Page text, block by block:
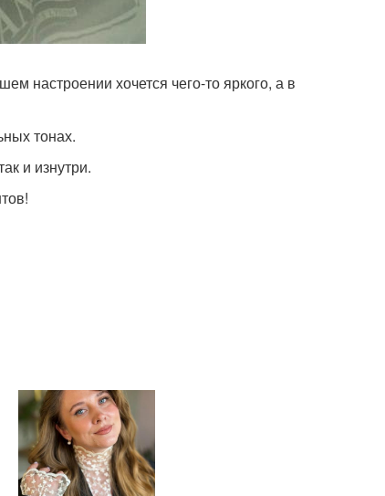
настроении хочется чего-то яркого, а в
тонах.
и изнутри.